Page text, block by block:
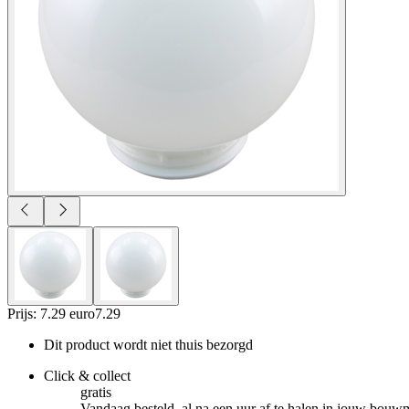
Prijs: 7.29 euro7.29
Dit product wordt niet thuis bezorgd
Click & collect
gratis